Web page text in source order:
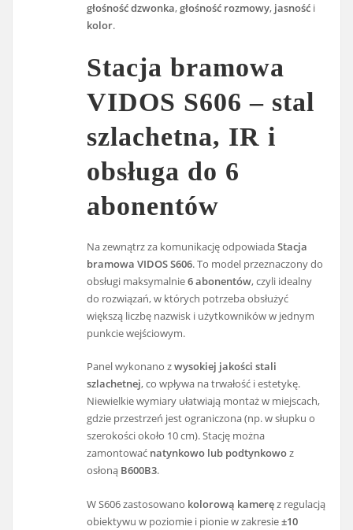
głośność dzwonka,głośność rozmowy, jasność i
kolor.
Stacja bramowa
VIDOS S606 – stal
szlachetna, IR i
obsługa do 6
abonentów
Na zewnątrz za komunikację odpowiadaStacja
bramowa VIDOS S606. To model przeznaczony do
obsługi maksymalnie6 abonentów, czyli idealny
do rozwiązań, w których potrzeba obsłużyć
większą liczbę nazwisk i użytkowników w jednym
punkcie wejściowym.
Panel wykonano zwysokiej jakości stali
szlachetnej, co wpływa na trwałość i estetykę.
Niewielkie wymiary ułatwiają montaż w miejscach,
gdzie przestrzeń jest ograniczona (np. w słupku o
szerokości około 10 cm). Stację można
zamontować natynkowo lub podtynkowoz
osłoną B600B3.
W S606 zastosowano kolorową kameręz regulacją
obiektywu w poziomie i pionie w zakresie±10